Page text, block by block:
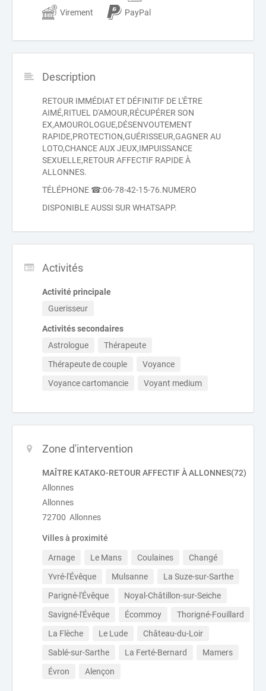
Virement
PayPal
Description
RETOUR IMMÉDIAT ET DÉFINITIF DE L'ÊTRE
AIMÉ,RITUEL D'AMOUR,RÉCUPÉRER SON
EX,AMOUROLOGUE,DÉSENVOUTEMENT
RAPIDE,PROTECTION,GUÉRISSEUR,GAGNER AU
LOTO,CHANCE AUX JEUX,IMPUISSANCE
SEXUELLE,RETOUR AFFECTIF RAPIDE À
ALLONNES.
TÉLÉPHONE ☎:06-78-42-15-76.NUMERO
DISPONIBLE AUSSI SUR WHATSAPP.
Activités
Activité principale
Guerisseur
Activités secondaires
Astrologue
Thérapeute
Thérapeute de couple
Voyance
Voyance cartomancie
Voyant medium
Zone d'intervention
MAÎTRE KATAKO-RETOUR AFFECTIF À ALLONNES(72)
Allonnes
Allonnes
72700 Allonnes
Villes à proximité
Arnage Le Mans Coulaines
Changé
Yvré-l'Évêque
Mulsanne
La Suze-sur-Sarthe
Parigné-l'Évêque
Noyal-Châtillon-sur-Seiche
Savigné-l'Évêque
Écommoy
Thorigné-Fouillard
La Flèche
Le Lude
Château-du-Loir
Sablé-sur-Sarthe
La Ferté-Bernard
Mamers
Évron
Alençon